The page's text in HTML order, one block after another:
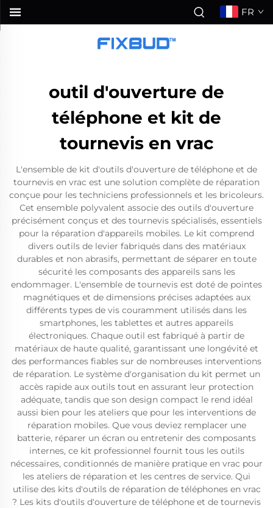
FR
outil d'ouverture de
téléphone et kit de
tournevis en vrac
L'ensemble de kit d'outils d'ouverture de téléphone et de
tournevis en vrac est une solution complète de réparation
conçue pour les techniciens professionnels et les bricoleurs.
Cet ensemble polyvalent associe des outils d'ouverture
précisément conçus et des tournevis spécialisés, essentiels
pour la réparation d'appareils mobiles. Le kit comprend
divers outils de levier fabriqués dans des matériaux
durables et non abrasifs, permettant de séparer en toute
sécurité les composants des appareils sans les
endommager. L'ensemble de tournevis est doté de pointes
magnétiques et de dimensions précises adaptées aux
différents types de vis couramment utilisés dans les
smartphones, les tablettes et autres appareils
électroniques. Chaque outil est fabriqué à partir de
matériaux de haute qualité, garantissant une longévité et
des performances fiables sur de nombreuses interventions
de réparation. Le système d'organisation du kit permet un
accès rapide aux outils tout en assurant leur protection
adéquate, tandis que son design compact le rend idéal
aussi bien pour les ateliers que pour les interventions de
réparation mobiles. Que vous deviez remplacer une
batterie, réparer un écran ou entretenir des composants
internes, ce kit professionnel fournit tous les outils
nécessaires, conditionnés de manière pratique en vrac pour
les ateliers de réparation et les centres de service. Qui
utilise des kits d'outils de réparation de téléphones en vrac
? Les kits d'outils d'ouverture de téléphone et de tournevis